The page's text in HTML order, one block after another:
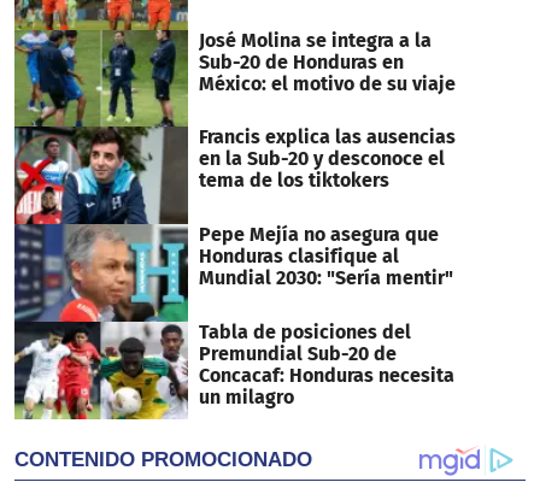
José Molina se integra a la
Sub-20 de Honduras en
México: el motivo de su viaje
Francis explica las ausencias
en la Sub-20 y desconoce el
tema de los tiktokers
Pepe Mejía no asegura que
Honduras clasifique al
Mundial 2030: "Sería mentir"
Tabla de posiciones del
Premundial Sub-20 de
Concacaf: Honduras necesita
un milagro